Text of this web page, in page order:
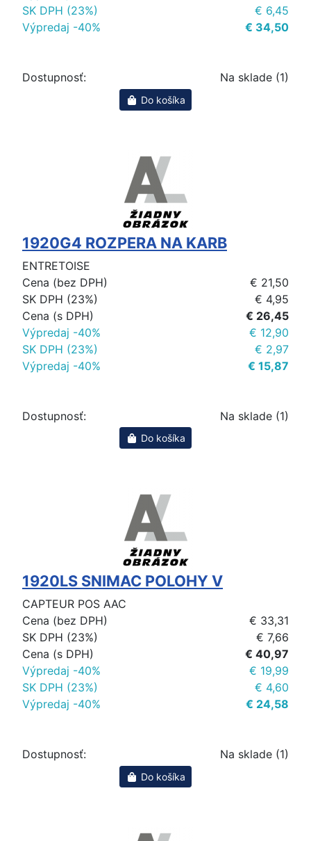
SK DPH (23%)
€ 6,45
Výpredaj -40%
€ 34,50
Dostupnosť: Na sklade (1)
Do košíka
1920G4 ROZPERA NA KARB
ENTRETOISE
Cena (bez DPH)
€ 21,50
SK DPH (23%)
€ 4,95
Cena (s DPH)
€ 26,45
Výpredaj -40%
€ 12,90
SK DPH (23%)
€ 2,97
Výpredaj -40%
€ 15,87
Dostupnosť: Na sklade (1)
Do košíka
1920LS SNIMAC POLOHY V
CAPTEUR POS AAC
Cena (bez DPH)
€ 33,31
SK DPH (23%)
€ 7,66
Cena (s DPH)
€ 40,97
Výpredaj -40%
€ 19,99
SK DPH (23%)
€ 4,60
Výpredaj -40%
€ 24,58
Dostupnosť: Na sklade (1)
Do košíka